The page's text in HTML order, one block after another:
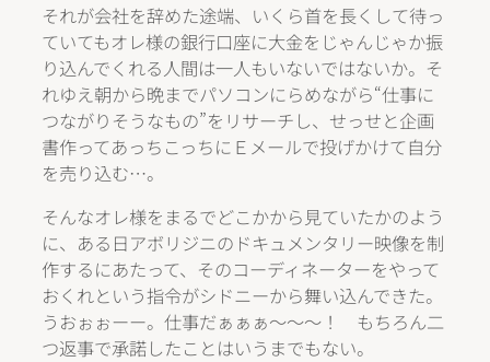
それが会社を辞めた途端、いくら首を長くして待っ
ていてもオレ様の銀行口座に大金をじゃんじゃか振
り込んでくれる人間は一人もいないではないか。そ
れゆえ朝から晩までパソコンにらめながら“仕事に
つながりそうなもの”をリサーチし、せっせと企画
書作ってあっちこっちにＥメールで投げかけて自分
を売り込む…。
そんなオレ様をまるでどこかから見ていたかのよう
に、ある日アボリジニのドキュメンタリー映像を制
作するにあたって、そのコーディネーターをやって
おくれという指令がシドニーから舞い込んできた。
うおぉぉーー。仕事だぁぁぁ～～～！ もちろん二
つ返事で承諾したことはいうまでもない。